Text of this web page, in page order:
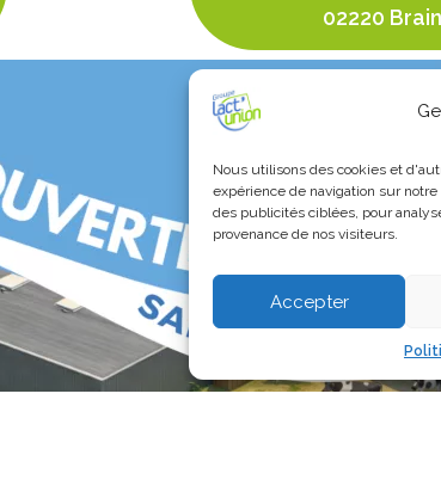
Nous utilisons des cookies et
expérience de navigation sur
des publicités ciblées, pour
provenance de nos visiteurs.
Accepter
02220